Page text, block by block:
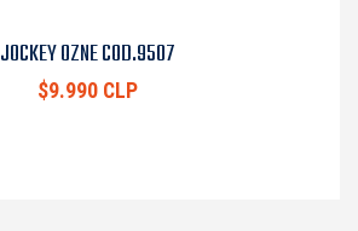
JOCKEY OZNE COD.9507
$9.990 CLP